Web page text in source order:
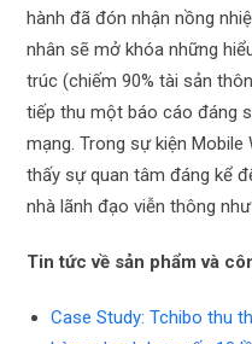
hành đã đón nhận nồng
nhân sẽ mở khóa những
trúc (chiếm 90% tài sản
tiếp thu một báo cáo đáng
mạng. Trong sự kiện
thấy sự quan tâm đáng kể
nhà lãnh đạo viễn thông
Tin tức về sản phẩm và
Case Study: Tchibo thu